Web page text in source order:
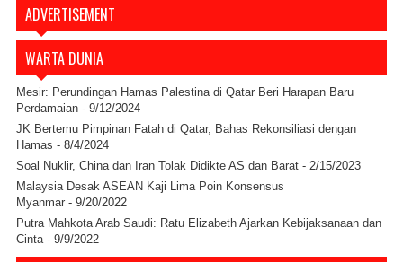
ADVERTISEMENT
WARTA DUNIA
Mesir: Perundingan Hamas Palestina di Qatar Beri Harapan Baru
Perdamaian - 9/12/2024
JK Bertemu Pimpinan Fatah di Qatar, Bahas Rekonsiliasi dengan
Hamas - 8/4/2024
Soal Nuklir, China dan Iran Tolak Didikte AS dan Barat - 2/15/2023
Malaysia Desak ASEAN Kaji Lima Poin Konsensus
Myanmar - 9/20/2022
Putra Mahkota Arab Saudi: Ratu Elizabeth Ajarkan Kebijaksanaan dan
Cinta - 9/9/2022